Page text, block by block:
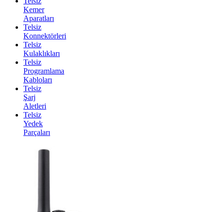
Kemer
Aparatları
Telsiz
Konnektörleri
Telsiz
Kulaklıkları
Telsiz
Programlama
Kabloları
Telsiz
Şarj
Aletleri
Telsiz
Yedek
Parçaları